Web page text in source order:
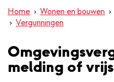
inhoud
gaan
Home Wonen en bouwen
Vergunningen
melding of